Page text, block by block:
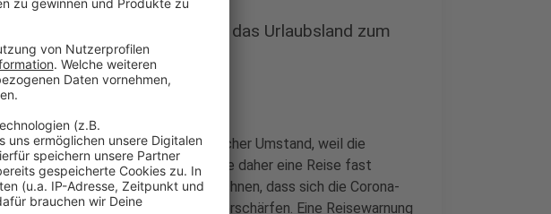
ausgesprochen oder das Urlaubsland zum
galt das noch als außergewöhnlicher Umstand, weil die
vorhersehbar waren. Man konnte daher eine Reise fast
muss man aber damit rechnen, dass sich die Corona-
und Länder ihre Einreiseregeln verschärfen. Eine Reisewarnung